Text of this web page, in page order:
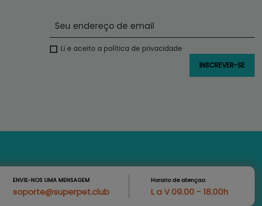
Li e aceito a política de privacidade
ENVIE-NOS UMA MENSAGEM
soporte@superpet.club
Horario de atençao:
L a V 09.00 - 18.00h